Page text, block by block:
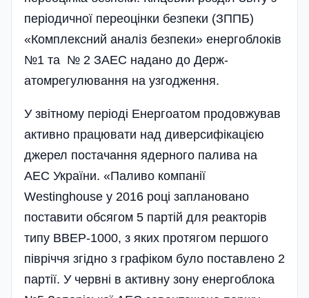
періодичної переоцінки безпеки (ЗППБ)
«Комплексний аналіз безпеки» енергоблоків
№1 та № 2 ЗАЕС надано до Держ­
атомрегулювання на узгодження.
У звітному періоді Енергоатом продовжував
активно працювати над диверсифікацією
джерел постачання ядерного палива на
АЕС України. «Паливо компанії
Westinghouse у 2016 році заплановано
поставити обсягом 5 партій для реакторів
типу ВВЕР-1000, з яких протягом першого
півріччя згідно з графіком було поставлено 2
партії. У червні в активну зону енергоблока